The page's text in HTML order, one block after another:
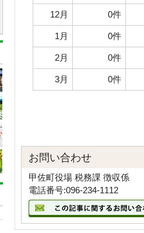
12月 0件
1月 0件
2月 0件
3月 0件
お問い合わせ
甲佐町役場 税務課 徴収係
電話番号:096-234-1112